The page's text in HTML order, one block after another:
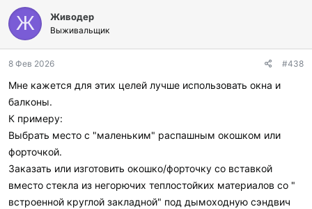
Ж Живодер
Выживальщик
8 Фев 2026 #438
Мне кажется для этих целей лучше использовать окна и
балконы.
К примеру:
Выбрать место с "маленьким" распашным окошком или
форточкой.
Заказать или изготовить окошко/форточку со вставкой
вместо стекла из негорючих теплостойких материалов со "
встроенной круглой закладной" под дымоходную сэндвич